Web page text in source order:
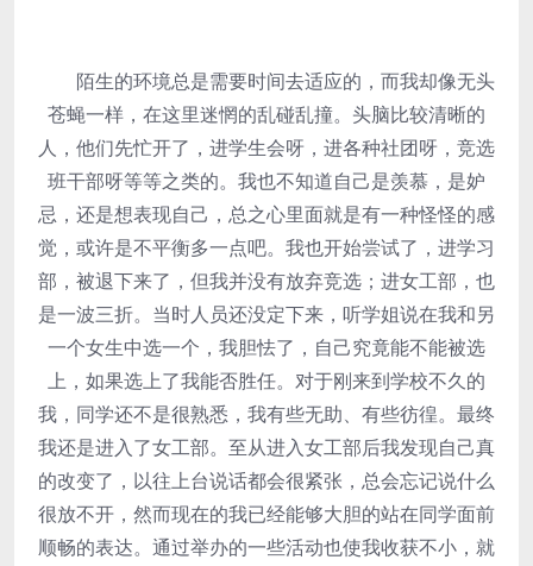
陌生的环境总是需要时间去适应的，而我却像无头
苍蝇一样，在这里迷惘的乱碰乱撞。头脑比较清晰的
人，他们先忙开了，进学生会呀，进各种社团呀，竞选
班干部呀等等之类的。我也不知道自己是羡慕，是妒
忌，还是想表现自己，总之心里面就是有一种怪怪的感
觉，或许是不平衡多一点吧。我也开始尝试了，进学习
部，被退下来了，但我并没有放弃竞选；进女工部，也
是一波三折。当时人员还没定下来，听学姐说在我和另
一个女生中选一个，我胆怯了，自己究竟能不能被选
上，如果选上了我能否胜任。对于刚来到学校不久的
我，同学还不是很熟悉，我有些无助、有些彷徨。最终
我还是进入了女工部。至从进入女工部后我发现自己真
的改变了，以往上台说话都会很紧张，总会忘记说什么
很放不开，然而现在的我已经能够大胆的站在同学面前
顺畅的表达。通过举办的一些活动也使我收获不小，就